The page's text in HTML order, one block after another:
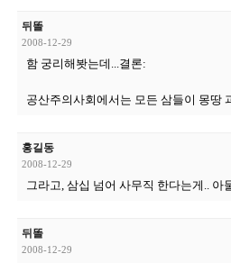
뒤똘
2008-12-29
함 궁리해봣는데...결론:
공산주의사회에서는 모든 삼들이 몽땅
홍길동
2008-12-29
그라고, 삼십 넘어 사무직 한다는게.. 아
뒤똘
2008-12-29